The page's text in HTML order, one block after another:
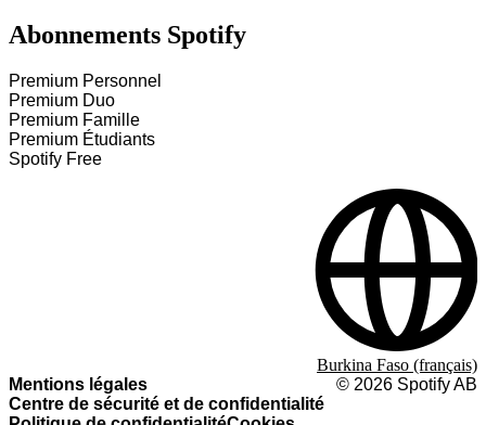
Abonnements Spotify
Premium Personnel
Premium Duo
Premium Famille
Premium Étudiants
Spotify Free
Mentions légales
Centre de sécurité et de confidentialité
© 2026 Spotify AB
Burkina Faso (français)